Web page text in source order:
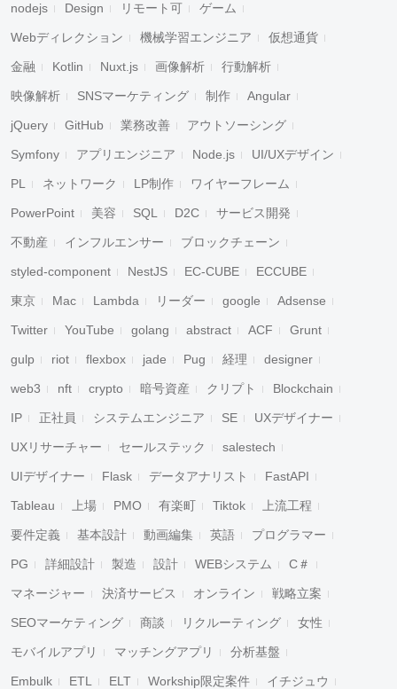
nodejs Design リモート可 ゲーム
Webディレクション 機械学習エンジニア 仮想通貨
金融 Kotlin Nuxt.js 画像解析 行動解析
映像解析 SNSマーケティング 制作 Angular
jQuery GitHub 業務改善 アウトソーシング
Symfony アプリエンジニア Node.js UI/UXデザイン
PL ネットワーク LP制作 ワイヤーフレーム
PowerPoint 美容 SQL D2C サービス開発
不動産 インフルエンサー ブロックチェーン
styled-component NestJS EC-CUBE ECCUBE
東京 Mac Lambda リーダー google Adsense
Twitter YouTube golang abstract ACF Grunt
gulp riot flexbox jade Pug 経理 designer
web3 nft crypto 暗号資産 クリプト Blockchain
IP 正社員 システムエンジニア SE UXデザイナー
UXリサーチャー セールステック salestech
UIデザイナー Flask データアナリスト FastAPI
Tableau 上場 PMO 有楽町 Tiktok 上流工程
要件定義 基本設計 動画編集 英語 プログラマー
PG 詳細設計 製造 設計 WEBシステム C＃
マネージャー 決済サービス オンライン 戦略立案
SEOマーケティング 商談 リクルーティング 女性
モバイルアプリ マッチングアプリ 分析基盤
Embulk ETL ELT Workship限定案件 イチジュウ